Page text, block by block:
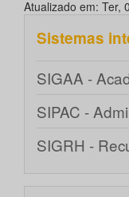
Atualizado em: Ter,
Sistemas
SIGAA -
SIPAC -
SIGRH -